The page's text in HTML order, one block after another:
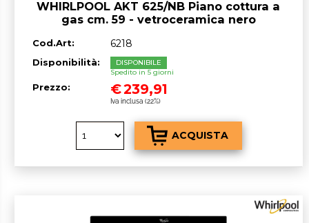
WHIRLPOOL AKT 625/NB Piano cottura a
gas cm. 59 - vetroceramica nero
Cod.Art: 6218
Disponibilità:
DISPONIBILE
Spedito in 5 giorni
Prezzo: €239,91
Iva inclusa (22%)